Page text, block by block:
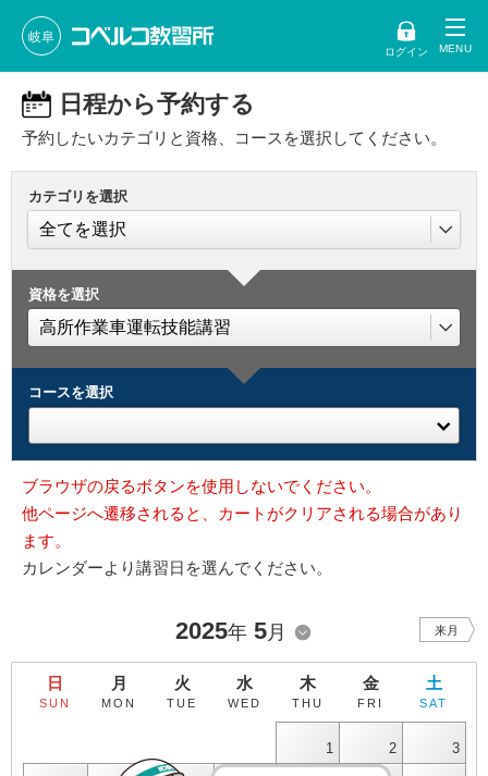
岐阜
ログイン
日程から予約する
予約したいカテゴリと資格、コースを選択してください。
カテゴリを選択
資格を選択
コースを選択
ブラウザの戻るボタンを使用しないでください。
他ページへ遷移されると、カートがクリアされる場合があり
ます。
カレンダーより講習日を選んでください。
2025年 5月 来月
日
SUN
月
MON
火
TUE
水
WED
木
THU
金
FRI
土
SAT
1 2 3